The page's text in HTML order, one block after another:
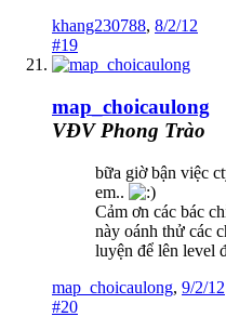
khang230788, 8/2/12
#19
map_choicaulong
VĐV Phong Trào
bữa giờ bận việc
em..
Cảm ơn các bác
này oánh thử các
luyện để lên level
map_choicaulong, 9/2/12
#20